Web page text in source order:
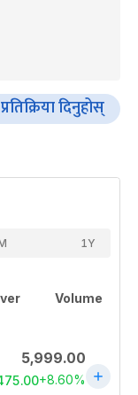
प्रतिक्रिया दिनुहोस्